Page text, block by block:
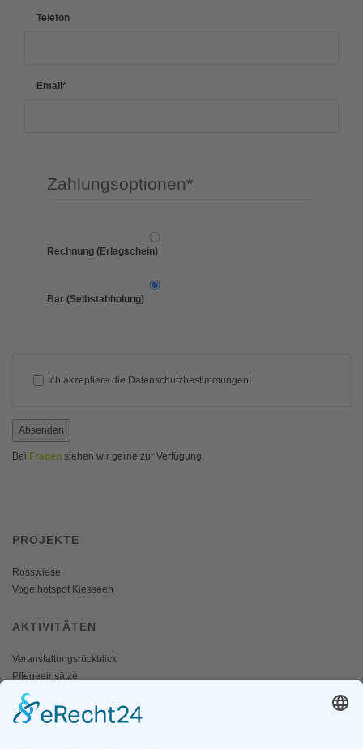
Telefon
Email *
Zahlungsoptionen*
Rechnung (Erlagschein)
Bar (Selbstabholung)
Ich akzeptiere die Datenschutzbestimmungen!
Absenden
Bei Fragen stehen wir gerne zur Verfügung.
PROJEKTE
Rosswiese
Vogelhotspot Kiesseen
AKTIVITÄTEN
Veranstaltungsrückblick
Pflegeeinsätze
AKTIV WERDEN